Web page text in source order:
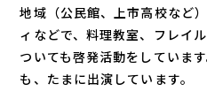
地域（公民館、上市高校など
ィなどで、料理教室、フレイ
ついても啓発活動をしていま
も、たまに出演しています。